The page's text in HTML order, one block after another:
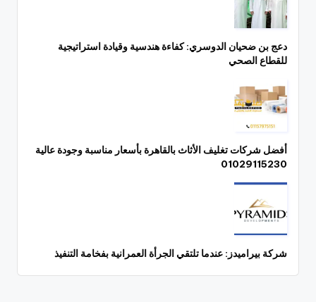
دعج بن ضحيان الدوسري: كفاءة هندسية وقيادة استراتيجية
للقطاع الصحي
أفضل شركات تغليف الأثاث بالقاهرة بأسعار مناسبة وجودة عالية
01029115230
شركة بيراميدز: عندما تلتقي الجرأة العمرانية بفخامة التنفيذ